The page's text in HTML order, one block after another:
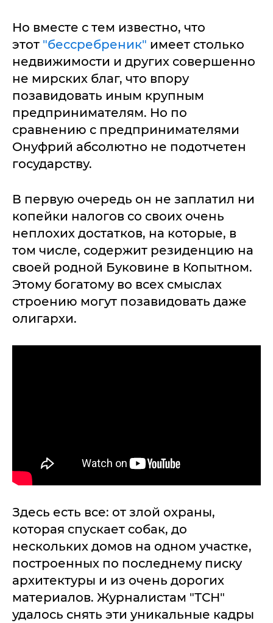
Но вместе с тем известно, что
этот "бессребреник" имеет столько
недвижимости и других совершенно
не мирских благ, что впору
позавидовать иным крупным
предпринимателям. Но по
сравнению с предпринимателями
Онуфрий абсолютно не подотчетен
государству.
В первую очередь он не заплатил ни
копейки налогов со своих очень
неплохих достатков, на которые, в
том числе, содержит резиденцию на
своей родной Буковине в Копытном.
Этому богатому во всех смыслах
строению могут позавидовать даже
олигархи.
Здесь есть все: от злой охраны,
которая спускает собак, до
нескольких домов на одном участке,
построенных по последнему писку
архитектуры и из очень дорогих
материалов. Журналистам "ТСН"
удалось снять эти уникальные кадры